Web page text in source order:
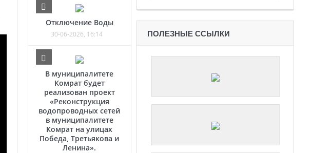
Отключение Воды
30-06-2026, 16:14
В муниципалитете
Комрат будет
реализован проект
«Реконструкция
водопроводных сетей
в муниципалитете
Комрат на улицах
Победа, Третьякова и
Ленина».
ПОЛЕЗНЫЕ ССЫЛКИ